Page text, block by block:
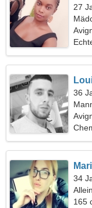
27
36
34
165